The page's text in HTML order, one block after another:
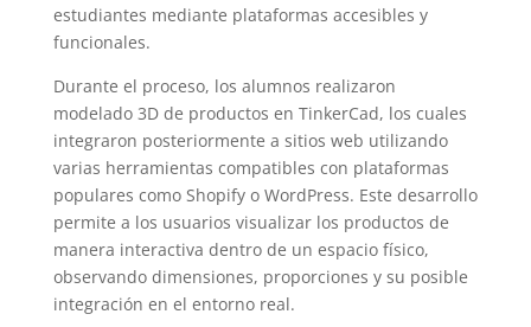
estudiantes mediante plataformas accesibles y
funcionales.
Durante el proceso, los alumnos realizaron
modelado 3D de productos en TinkerCad, los cuales
integraron posteriormente a sitios web utilizando
varias herramientas compatibles con plataformas
populares como Shopify o WordPress. Este desarrollo
permite a los usuarios visualizar los productos de
manera interactiva dentro de un espacio físico,
observando dimensiones, proporciones y su posible
integración en el entorno real.